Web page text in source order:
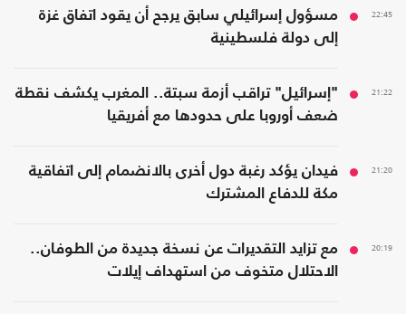
22:45
مسؤول إسرائيلي سابق يرجح أن يقود اتفاق غزة
إلى دولة فلسطينية
21:22
"إسرائيل" تراقب أزمة سبتة.. المغرب يكشف نقطة
ضعف أوروبا على حدودها مع أفريقيا
21:20
فيدان يؤكد رغبة دول أخرى بالانضمام إلى اتفاقية
مكة للدفاع المشترك
20:19
مع تزايد التقديرات عن نسخة جديدة من الطوفان..
الاحتلال متخوف من استهداف إيلات